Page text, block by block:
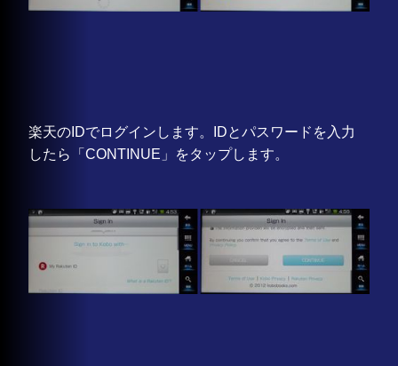
楽天のIDでログインします。IDとパスワードを入力
したら「CONTINUE」をタップします。